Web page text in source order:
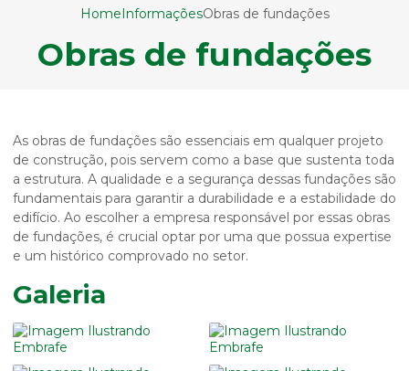
HomeInformaçõesObras de fundações
Obras de fundações
As obras de fundações são essenciais em qualquer projeto
de construção, pois servem como a base que sustenta toda
a estrutura. A qualidade e a segurança dessas fundações são
fundamentais para garantir a durabilidade e a estabilidade do
edifício. Ao escolher a empresa responsável por essas obras
de fundações, é crucial optar por uma que possua expertise
e um histórico comprovado no setor.
Galeria